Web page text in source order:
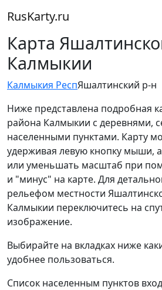
RusKarty.ru
Карта
Калмыкии
Калмыкия РеспЯшалтинский р-н
Ниже представлена подробная
района Калмыкии с деревнями,
населенными пунктами. Карту
удерживая левую кнопку мыши,
или уменьшать масштаб при
и "минус" на карте. Для
рельефом местности
Калмыкии переключитесь на
изображение.
Выбирайте на вкладках ниже
удобнее пользоваться.
Список населенным пунктов